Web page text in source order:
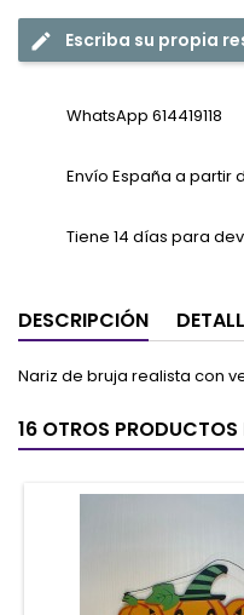
Escriba su propia
WhatsApp 614419118
Envío España a partir
Tiene 14 días para
DESCRIPCIÓN
Nariz de bruja realista con
16 OTROS